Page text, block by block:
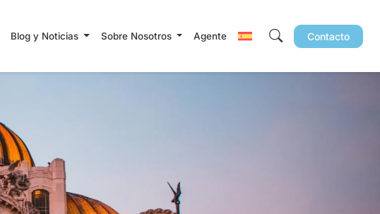
Blog y Noticias Sobre Nosotros Agente Contacto